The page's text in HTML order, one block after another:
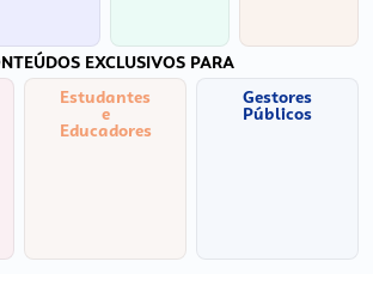
EXCLUSIVOS PARA
Estudantes
e
Educadores
Gestores
Públicos